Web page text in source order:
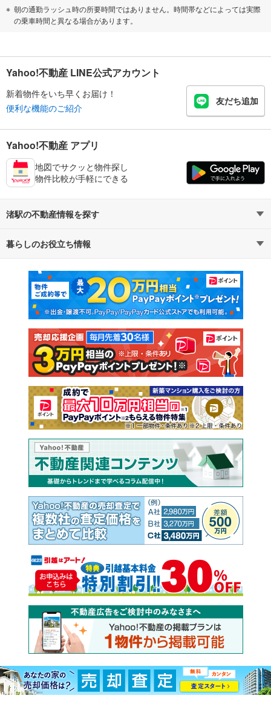
朝の通勤ラッシュ時の所要時間ではありません。時間帯などによっては実際
の乗車時間と異なる場合があります。
Yahoo!不動産 LINE公式アカウント
新着物件をいち早くお届け！
便利な機能のご紹介
友だち追加
Yahoo!不動産 アプリ
地図でサクッと物件探し
物件比較が手軽にできる
渚駅の不動産情報を探す
不動産・住宅
新築マンション 中古マンション
新築一戸建て 中古一戸建て
注文住宅 土地
売却査定
暮らしのお役立ち情報
マンションカタログ 教えて！住まいの先生